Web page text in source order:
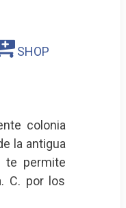
SHOP
colonia
la antigua
te permite
C. por los